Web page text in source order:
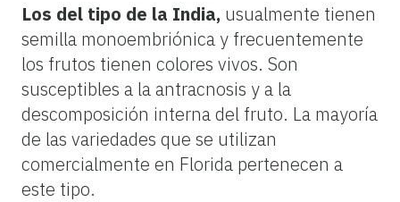
Los del tipo de la India, usualmente tienen
semilla monoembriónica y frecuentemente
los frutos tienen colores vivos. Son
susceptibles a la antracnosis y a la
descomposición interna del fruto. La mayoría
de las variedades que se utilizan
comercialmente en Florida pertenecen a
este tipo.